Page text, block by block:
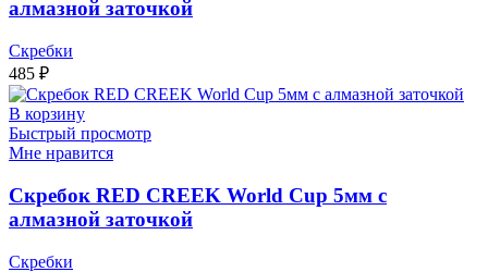
алмазной заточкой
Скребки
485 ₽
В корзину
Быстрый просмотр
Мне нравится
Скребок RED CREEK World Cup 5мм с
алмазной заточкой
Скребки